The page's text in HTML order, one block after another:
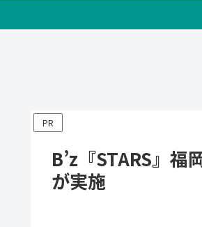
PR
B’z『STARS』福
が実施